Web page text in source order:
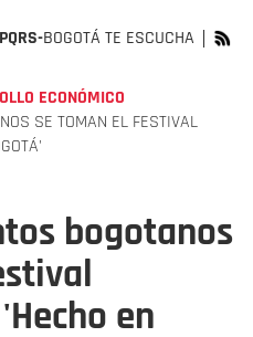
PQRS-BOGOTÁ TE ESCUCHA
ECONÓMICO
SE TOMAN EL FESTIVAL
bogotanos
en